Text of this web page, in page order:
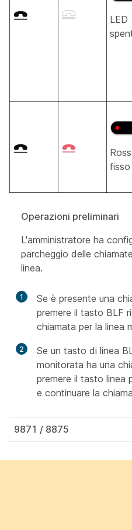
LED
fisso
Operazioni preliminari
L'amministratore ha
parcheggio delle
linea.
1
Se è presente una
premere il tasto BLF
chiamata per la linea
2
Se un tasto di linea
monitorata ha una
premere il tasto linea
e continuare la
9871 / 8875